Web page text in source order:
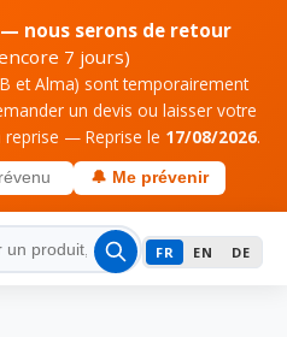
nous serons de retour
7 jours)
et Alma) sont temporairement
un devis ou laisser votre
— Reprise le 17/08/2026.
🔔 Me prévenir
FR EN DE